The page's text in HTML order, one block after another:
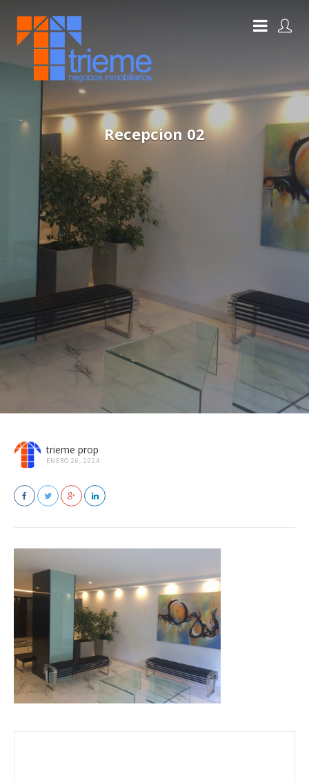
Recepcion 02
trieme prop
ENERO 26, 2024